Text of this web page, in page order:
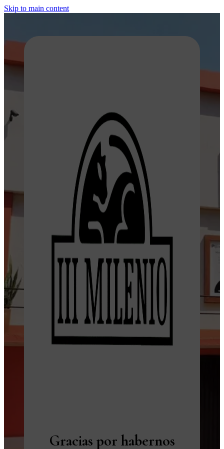
Skip to main content
Gracias por habernos